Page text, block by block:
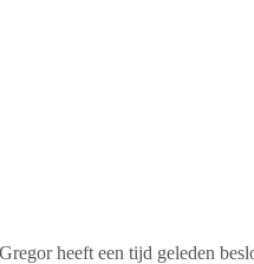
heeft een tijd geleden